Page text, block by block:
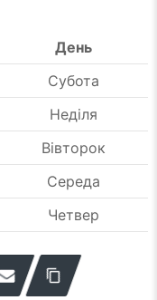
День
Субота
Неділя
Вівторок
Середа
Четвер